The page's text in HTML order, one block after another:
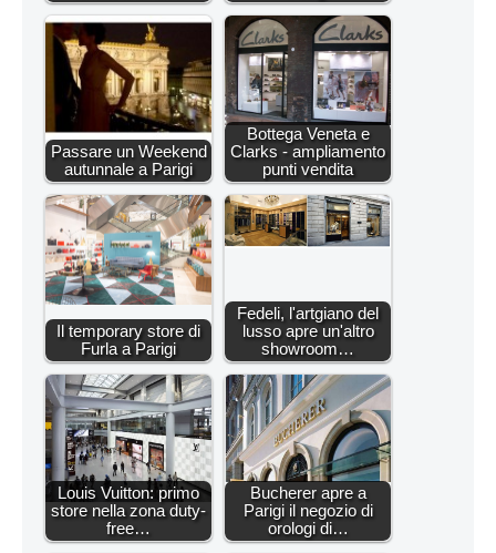
Passare un Weekend
autunnale a Parigi
Bottega Veneta e
Clarks - ampliamento
punti vendita
Il temporary store di
Furla a Parigi
Fedeli, l'artgiano del
lusso apre un'altro
showroom…
Louis Vuitton: primo
store nella zona duty-
free…
Bucherer apre a
Parigi il negozio di
orologi di…